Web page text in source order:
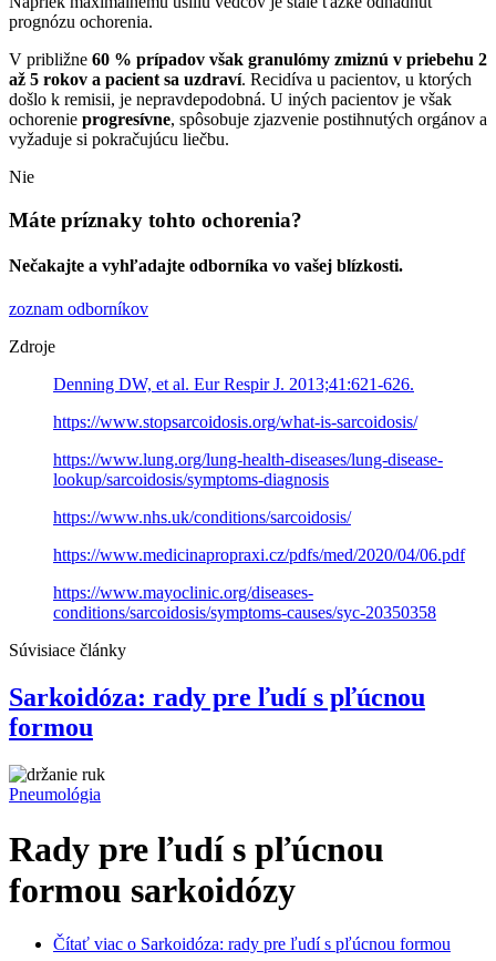
prognózu ochorenia.
V približne 60 % prípadov však granulómy zmiznú v priebehu 2
až 5 rokov a pacient sa uzdraví. Recidíva u pacientov, u ktorých
došlo k remisii, je nepravdepodobná. U iných pacientov je však
ochorenie progresívne, spôsobuje zjazvenie postihnutých orgánov a
vyžaduje si pokračujúcu liečbu.
Nie
Máte príznaky tohto ochorenia?
Nečakajte a vyhľadajte odborníka vo vašej blízkosti.
zoznam odborníkov
Zdroje
Denning DW, et al. Eur Respir J. 2013;41:621-626.
https://www.stopsarcoidosis.org/what-is-sarcoidosis/
https://www.lung.org/lung-health-diseases/lung-disease-
lookup/sarcoidosis/symptoms-diagnosis
https://www.nhs.uk/conditions/sarcoidosis/
https://www.medicinapropraxi.cz/pdfs/med/2020/04/06.pdf
https://www.mayoclinic.org/diseases-
conditions/sarcoidosis/symptoms-causes/syc-20350358
Súvisiace články
Sarkoidóza: rady pre ľudí s pľúcnou
formou
Pneumológia
Rady pre ľudí s pľúcnou
formou sarkoidózy
Čítať viac o Sarkoidóza: rady pre ľudí s pľúcnou formou